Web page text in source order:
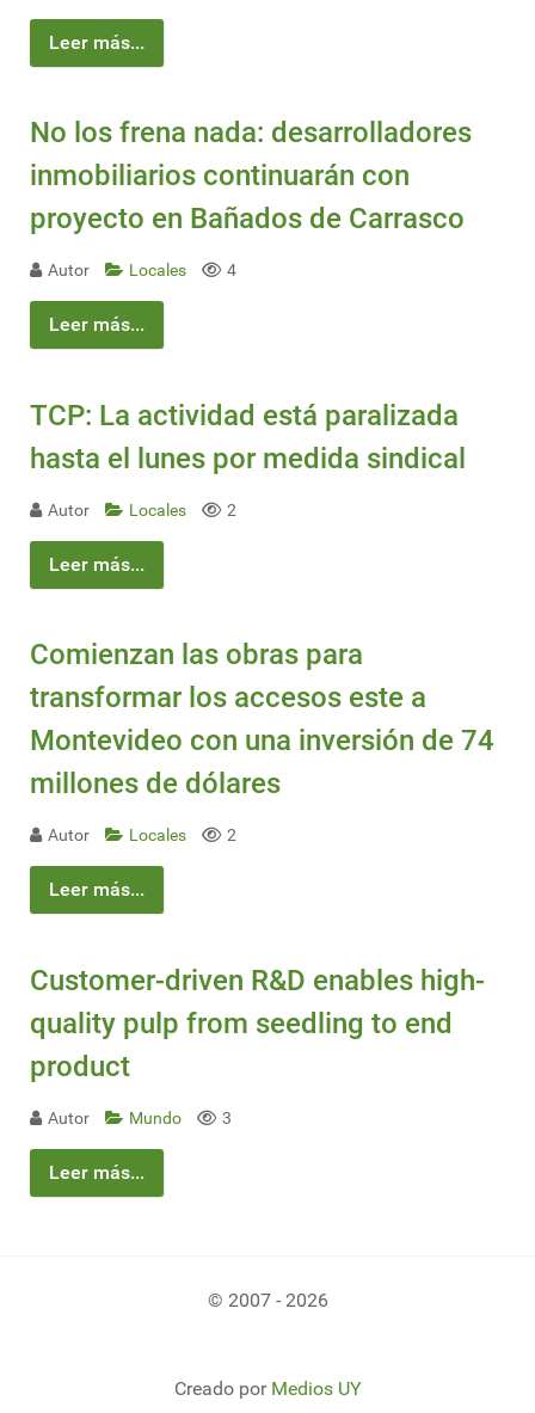
Leer más...
No los frena nada: desarrolladores
inmobiliarios continuarán con
proyecto en Bañados de Carrasco
Autor Locales 4
Leer más...
TCP: La actividad está paralizada
hasta el lunes por medida sindical
Autor Locales 2
Leer más...
Comienzan las obras para
transformar los accesos este a
Montevideo con una inversión de 74
millones de dólares
Autor Locales 2
Leer más...
Customer-driven R&D enables high-
quality pulp from seedling to end
product
Autor Mundo 3
Leer más...
© 2007 - 2026
Creado por Medios UY